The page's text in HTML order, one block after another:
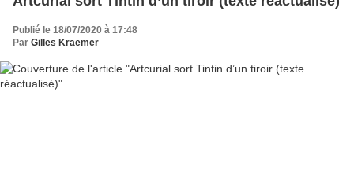
Publié le 18/07/2020 à 17:48
Par Gilles Kraemer